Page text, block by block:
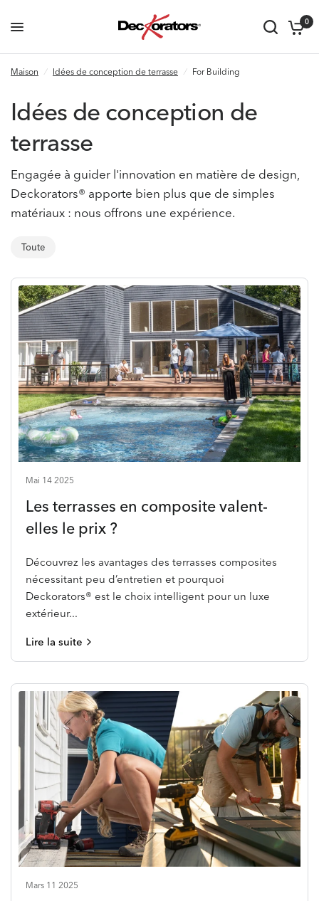
0
Maison / Idées de conception de terrasse / For Building
Idées de conception de
terrasse
Engagée à guider l'innovation en matière de design,
Deckorators® apporte bien plus que de simples
matériaux : nous offrons une expérience.
Toute
Mai 14 2025
Les terrasses en composite valent-
elles le prix ?
Découvrez les avantages des terrasses composites
nécessitant peu d’entretien et pourquoi
Deckorators® est le choix intelligent pour un luxe
extérieur...
Lire la suite
Mars 11 2025